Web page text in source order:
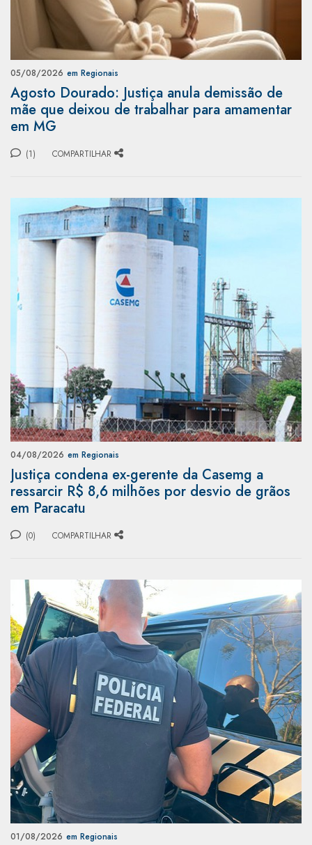
05/08/2026 em Regionais
Agosto Dourado: Justiça anula demissão de
mãe que deixou de trabalhar para amamentar
em MG
(1) COMPARTILHAR
04/08/2026 em Regionais
Justiça condena ex-gerente da Casemg a
ressarcir R$ 8,6 milhões por desvio de grãos
em Paracatu
(0) COMPARTILHAR
01/08/2026 em Regionais